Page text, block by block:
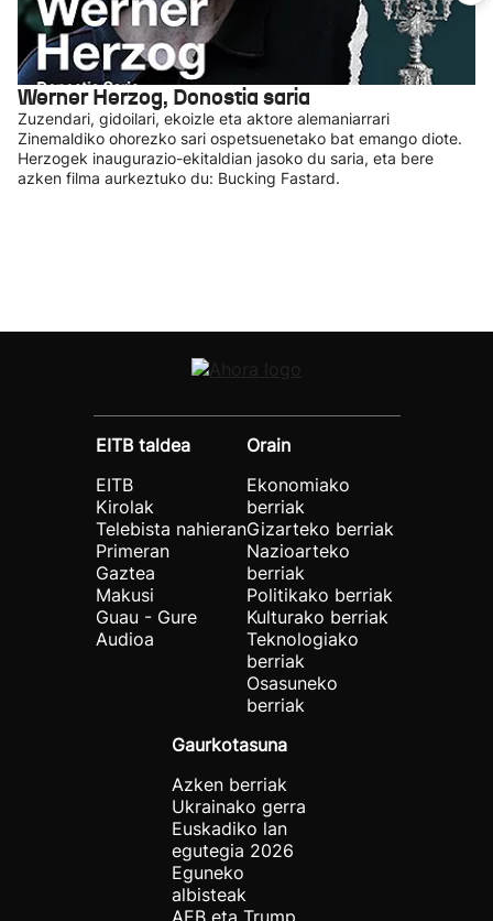
Werner Herzog, Donostia saria
Zuzendari, gidoilari, ekoizle eta aktore alemaniarrari
Zinemaldiko ohorezko sari ospetsuenetako bat emango diote.
Herzogek inaugurazio-ekitaldian jasoko du saria, eta bere
azken filma aurkeztuko du: Bucking Fastard.
EITB taldea
EITB
Kirolak
Telebista nahieran
Primeran
Gaztea
Makusi
Guau - Gure
Audioa
Orain
Ekonomiako
berriak
Gizarteko berriak
Nazioarteko
berriak
Politikako berriak
Kulturako berriak
Teknologiako
berriak
Osasuneko
berriak
Gaurkotasuna
Azken berriak
Ukrainako gerra
Euskadiko lan
egutegia 2026
Eguneko
albisteak
AEB eta Trump